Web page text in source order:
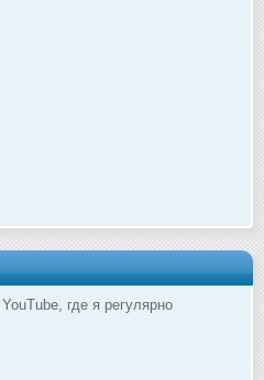
где я регулярно